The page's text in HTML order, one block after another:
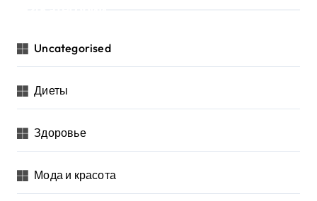
Uncategorised
Диеты
Здоровье
Мода и красота